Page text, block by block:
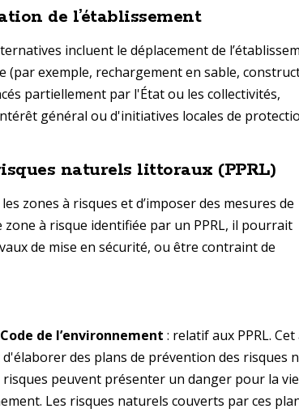
de l’établissement
incluent le déplacement de
(par exemple, rechargement en sable,
partiellement par l'État ou les collectivités,
général ou d'initiatives locales de
naturels littoraux (PPRL)
zones à risques et d’imposer des mesures de
à risque identifiée par un PPRL, il pourrait
de mise en sécurité, ou être contraint de
de l’environnement : relatif aux PPRL.
des plans de prévention des risques
risques peuvent présenter un danger pour la vie
Les risques naturels couverts par ces